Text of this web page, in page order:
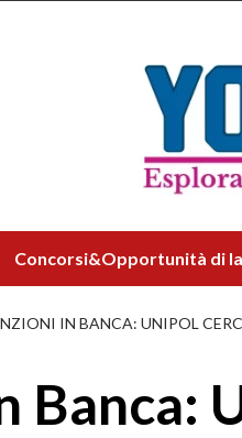
Concorsi&Opportunità di
IN BANCA: UNIPOL
Banca: